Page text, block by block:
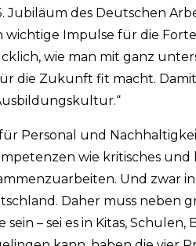
Jubiläum des Deutschen
Impulse für die
wie man mit ganz
die Zukunft fit macht.
Personal und
wie kritisches und
Und zwar
Daher muss neben
– sei es in Kitas,